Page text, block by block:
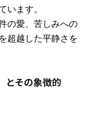
います。
の愛、苦しみへの
超越した平静さを
とその象徴的